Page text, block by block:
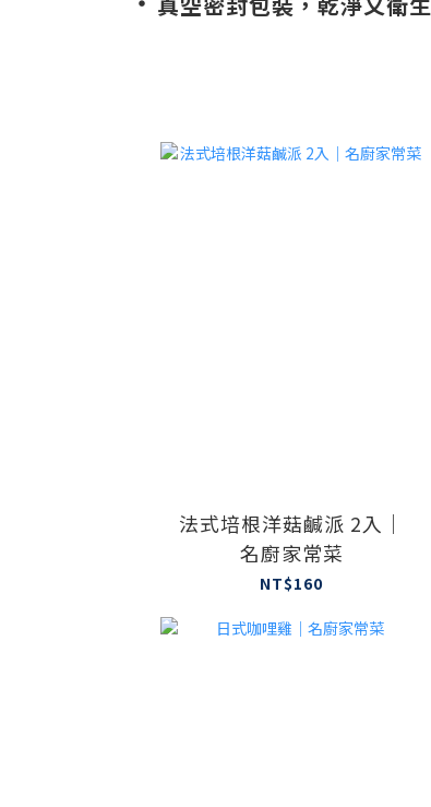
法式培根洋菇鹹派 2入｜
名廚家常菜
NT$160